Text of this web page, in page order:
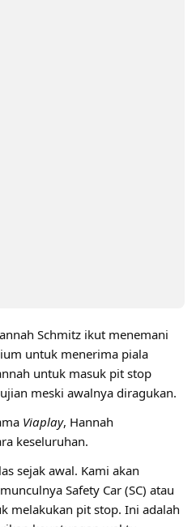
Schmitz ikut menemani
untuk menerima piala
untuk masuk pit stop
meski awalnya diragukan.
Viaplay, Hannah
keseluruhan.
sejak awal. Kami akan
Safety Car (SC) atau
melakukan pit stop. Ini adalah